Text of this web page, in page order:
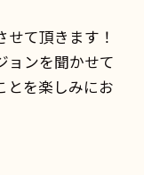
て頂きます！
ョンを聞かせて
とを楽しみにお